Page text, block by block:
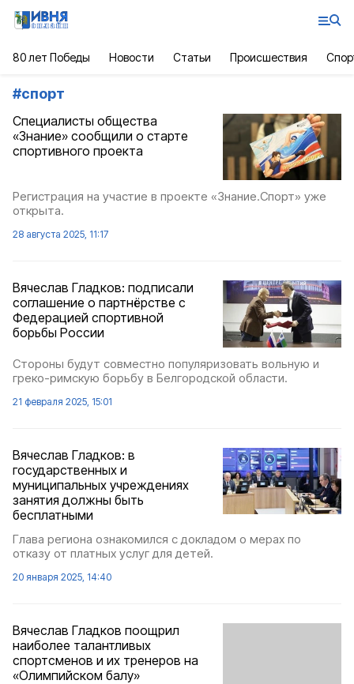
80 лет Победы Новости Статьи Происшествия
#спорт
Специалисты общества
«Знание» сообщили о старте
спортивного проекта
Регистрация на участие в проекте «Знание.Спорт» уже
открыта.
28 августа 2025, 11:17
Вячеслав Гладков: подписали
соглашение о партнёрстве с
Федерацией спортивной
борьбы России
Стороны будут совместно популяризовать вольную и
греко-римскую борьбу в Белгородской области.
21 февраля 2025, 15:01
Вячеслав Гладков: в
государственных и
муниципальных учреждениях
занятия должны быть
бесплатными
Глава региона ознакомился с докладом о мерах по
отказу от платных услуг для детей.
20 января 2025, 14:40
Вячеслав Гладков поощрил
наиболее талантливых
спортсменов и их тренеров на
«Олимпийском балу»